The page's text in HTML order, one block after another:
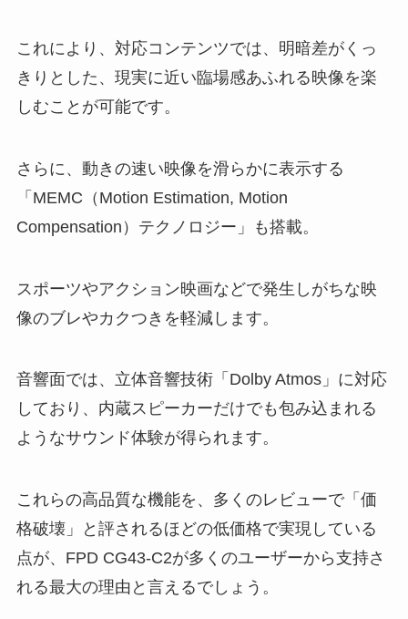
これにより、対応コンテンツでは、明暗差がくっ
きりとした、現実に近い臨場感あふれる映像を楽
しむことが可能です。
さらに、動きの速い映像を滑らかに表示する
「MEMC（Motion Estimation, Motion
Compensation）テクノロジー」も搭載。
スポーツやアクション映画などで発生しがちな映
像のブレやカクつきを軽減します。
音響面では、立体音響技術「Dolby Atmos」に対応
しており、内蔵スピーカーだけでも包み込まれる
ようなサウンド体験が得られます。
これらの高品質な機能を、多くのレビューで「価
格破壊」と評されるほどの低価格で実現している
点が、FPD CG43-C2が多くのユーザーから支持さ
れる最大の理由と言えるでしょう。